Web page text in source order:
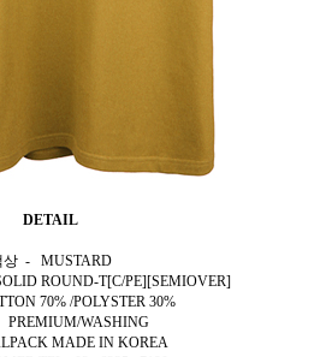
DETAIL
상 - MUSTARD
ROUND-T[C/PE][SEMIOVER]
70% /POLYSTER 30%
WASHING
MADE IN KOREA